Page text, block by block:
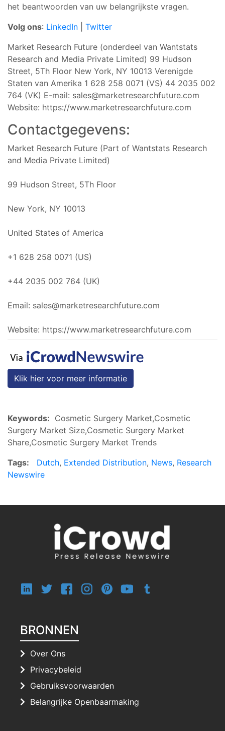
het beantwoorden van uw belangrijkste vragen.
Volg ons: LinkedIn
Twitter
Market Research Future (onderdeel van Wantstats
Research and Media Private Limited) 99 Hudson
Street, 5Th Floor New York, NY 10013 Verenigde
Staten van Amerika 1 628 258 0071 (VS) 44 2035 002
764 (VK) E-mail: sales@marketresearchfuture.com
Website: https://www.marketresearchfuture.com
Contactgegevens:
Market Research Future (Part of Wantstats Research
and Media Private Limited)
99 Hudson Street, 5Th Floor
New York, NY 10013
United States of America
+1 628 258 0071 (US)
+44 2035 002 764 (UK)
Email: sales@marketresearchfuture.com
Website: https://www.marketresearchfuture.com
Klik hier voor meer informatie
Keywords: Cosmetic Surgery Market,Cosmetic
Surgery Market Size,Cosmetic Surgery Market
Share,Cosmetic Surgery Market Trends
Tags:
Dutch, Extended Distribution, News, Research
Newswire
BRONNEN
Over Ons
Privacybeleid
Gebruiksvoorwaarden
Belangrijke Openbaarmaking